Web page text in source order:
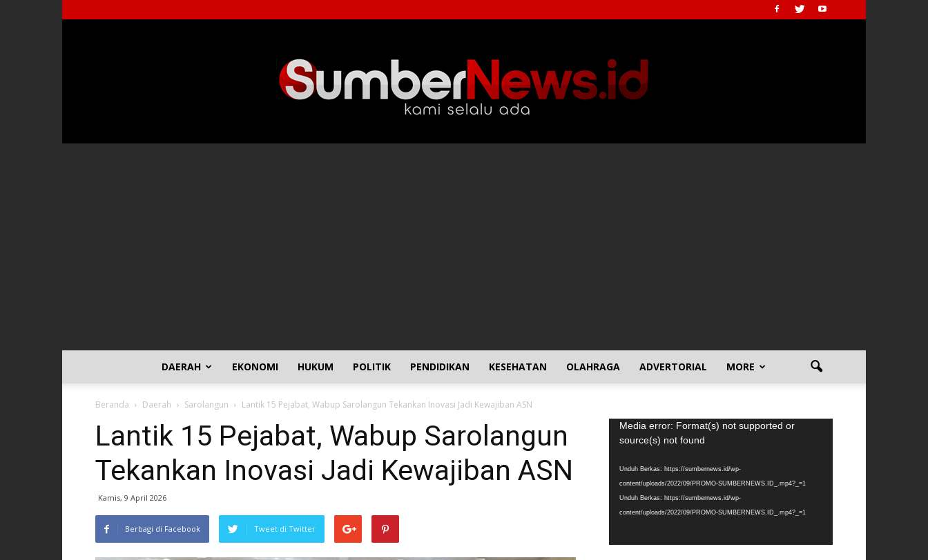
DAERAH EKONOMI HUKUM POLITIK PENDIDIKAN KESEHATAN OLAHRAGA ADVERTORIAL MORE
Beranda Daerah Sarolangun Lantik 15 Pejabat, Wabup Sarolangun Tekankan Inovasi Jadi Kewajiban ASN
Lantik 15 Pejabat, Wabup Sarolangun
Tekankan Inovasi Jadi Kewajiban ASN
Kamis, 9 April 2026
Berbagi di Facebook Tweet di Twitter
Pemutar
Video
Media error: Format(s) not supported or
source(s) not found
Unduh Berkas: https://sumbernews.id/wp-
content/uploads/2022/09/PROMO-SUMBERNEWS.ID_.mp4?_=1
Unduh Berkas: https://sumbernews.id/wp-
content/uploads/2022/09/PROMO-SUMBERNEWS.ID_.mp4?_=1